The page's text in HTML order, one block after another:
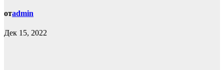
отadmin
Дек 15, 2022